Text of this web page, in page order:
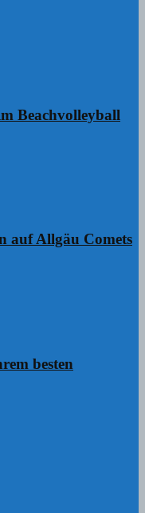
Beachvolleyball
auf Allgäu Comets
besten